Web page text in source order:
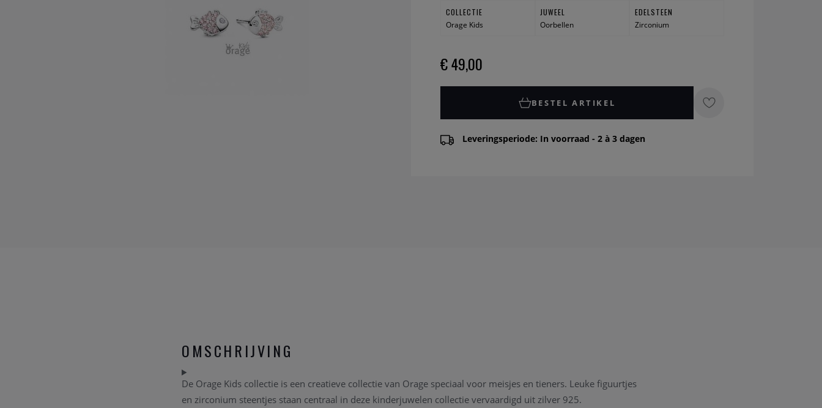
COLLECTIE
Orage Kids
JUWEEL
Oorbellen
EDELSTEEN
Zirconium
€ 49,00
BESTEL ARTIKEL
Leveringsperiode: In voorraad - 2 à 3 dagen
OMSCHRIJVING
De Orage Kids collectie is een creatieve collectie van Orage speciaal voor meisjes en tieners. Leuke figuurtjes
en zirconium steentjes staan centraal in deze kinderjuwelen collectie vervaardigd uit zilver 925.